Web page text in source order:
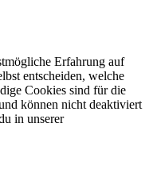
Erfahrung auf
entscheiden, welche
Cookies sind für die
können nicht deaktiviert
in unserer